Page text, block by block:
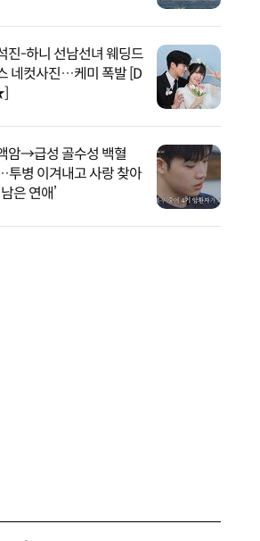
진-하니 선남선녀 웨딩드
네컷사진…케미 폭발 [D
암→급성 골수성 백혈
투병 이겨내고 사랑 찾아
남은 연애’